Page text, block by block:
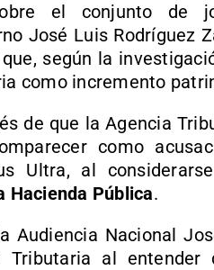
el conjunto de
José Luis Rodríguez
según la
como incremento
de que la Agencia
como
Ultra, al
Hacienda Pública.
Audiencia Nacional
Tributaria al entender